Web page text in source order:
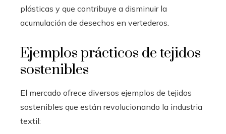
plásticas y que contribuye a disminuir la
acumulación de desechos en vertederos.
Ejemplos prácticos de tejidos
sostenibles
El mercado ofrece diversos ejemplos de tejidos
sostenibles que están revolucionando la industria
textil: